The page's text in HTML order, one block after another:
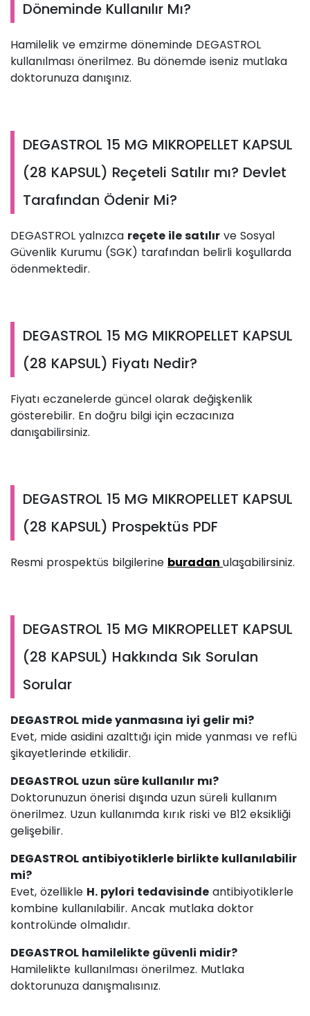
Döneminde Kullanılır Mı?
Hamilelik ve emzirme döneminde DEGASTROL
kullanılması önerilmez. Bu dönemde iseniz mutlaka
doktorunuza danışınız.
DEGASTROL 15 MG MIKROPELLET KAPSUL
(28 KAPSUL) Reçeteli Satılır mı? Devlet
Tarafından Ödenir Mi?
DEGASTROL yalnızca reçete ile satılır ve Sosyal
Güvenlik Kurumu (SGK) tarafından belirli koşullarda
ödenmektedir.
DEGASTROL 15 MG MIKROPELLET KAPSUL
(28 KAPSUL) Fiyatı Nedir?
Fiyatı eczanelerde güncel olarak değişkenlik
gösterebilir. En doğru bilgi için eczacınıza
danışabilirsiniz.
DEGASTROL 15 MG MIKROPELLET KAPSUL
(28 KAPSUL) Prospektüs PDF
Resmi prospektüs bilgilerine buradan ulaşabilirsiniz.
DEGASTROL 15 MG MIKROPELLET KAPSUL
(28 KAPSUL) Hakkında Sık Sorulan
Sorular
DEGASTROL mide yanmasına iyi gelir mi?
Evet, mide asidini azalttığı için mide yanması ve reflü
şikayetlerinde etkilidir.
DEGASTROL uzun süre kullanılır mı?
Doktorunuzun önerisi dışında uzun süreli kullanım
önerilmez. Uzun kullanımda kırık riski ve B12 eksikliği
gelişebilir.
DEGASTROL antibiyotiklerle birlikte kullanılabilir
mi?
Evet, özellikle H. pylori tedavisinde antibiyotiklerle
kombine kullanılabilir. Ancak mutlaka doktor
kontrolünde olmalıdır.
DEGASTROL hamilelikte güvenli midir?
Hamilelikte kullanılması önerilmez. Mutlaka
doktorunuza danışmalısınız.